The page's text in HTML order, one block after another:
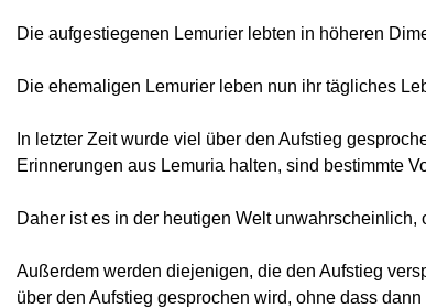
Die aufgestiegenen Lemurier lebten in höheren
Die ehemaligen Lemurier leben nun ihr tägliches
In letzter Zeit wurde viel über den Aufstieg
Erinnerungen aus Lemuria halten, sind bestimmte
Daher ist es in der heutigen Welt
Außerdem werden diejenigen, die den Aufstieg
über den Aufstieg gesprochen wird, ohne dass